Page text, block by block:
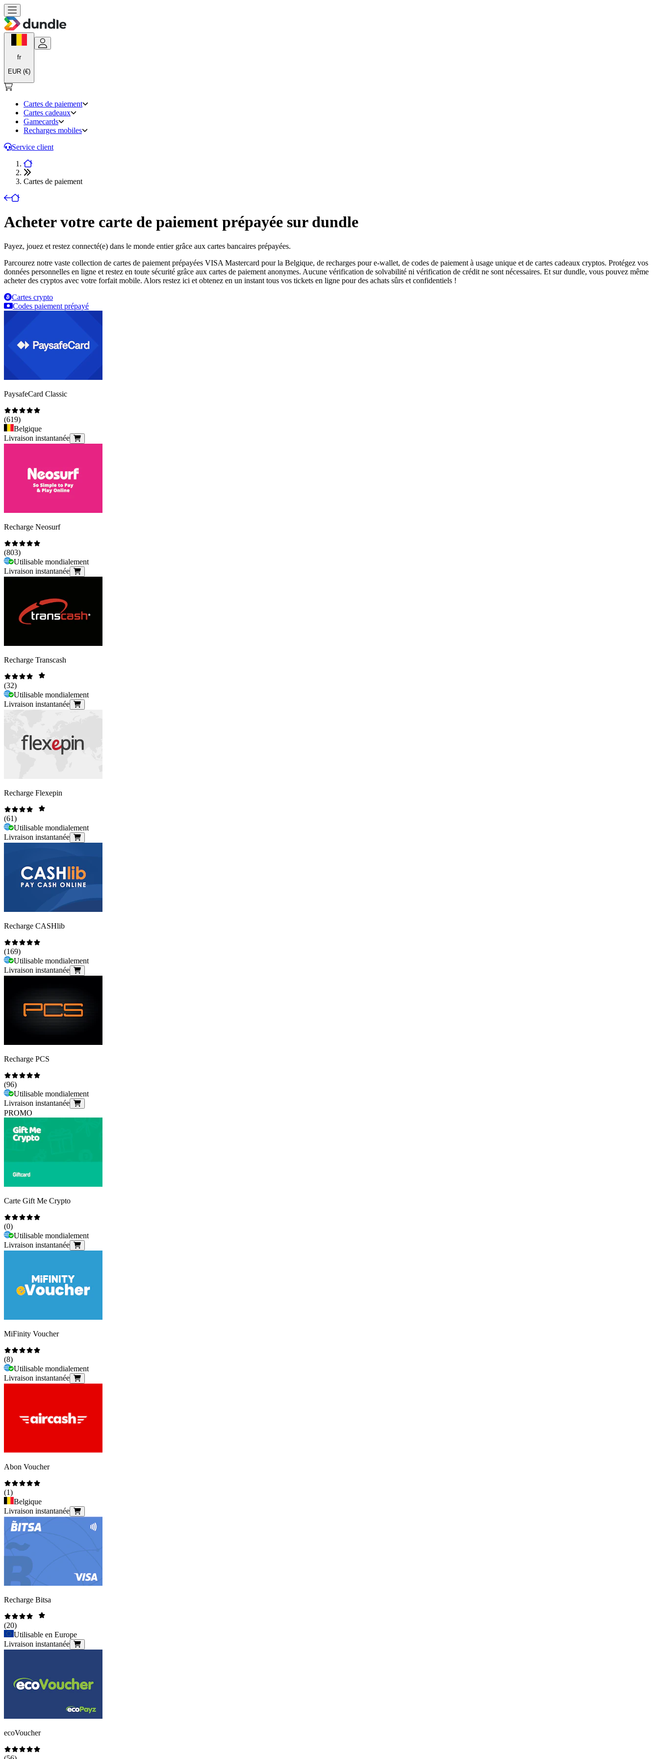
fr
EUR (€)
Cartes de paiement
Cartes cadeaux
Gamecards
Recharges mobiles
Service client
Cartes de paiement
Acheter votre carte de paiement prépayée sur dundle
Payez, jouez et restez connecté(e) dans le monde entier grâce aux cartes bancaires prépayées.
Parcourez notre vaste collection de cartes de paiement prépayées VISA Mastercard pour la Belgique, de recharges pour e-wallet, de codes de paiement à usage unique et de cartes cadeaux cryptos. Protégez vos
données personnelles en ligne et restez en toute sécurité grâce aux cartes de paiement anonymes. Aucune vérification de solvabilité ni vérification de crédit ne sont nécessaires. Et sur dundle, vous pouvez même
acheter des cryptos avec votre forfait mobile. Alors restez ici et obtenez en un instant tous vos tickets en ligne pour des achats sûrs et confidentiels !
Cartes crypto
Codes paiement prépayé
PaysafeCard Classic
(619)
Belgique
Livraison instantanée
Recharge Neosurf
(803)
Utilisable mondialement
Livraison instantanée
Recharge Transcash
(32)
Utilisable mondialement
Livraison instantanée
Recharge Flexepin
(61)
Utilisable mondialement
Livraison instantanée
Recharge CASHlib
(169)
Utilisable mondialement
Livraison instantanée
Recharge PCS
(96)
Utilisable mondialement
Livraison instantanée
PROMO
Carte Gift Me Crypto
(0)
Utilisable mondialement
Livraison instantanée
MiFinity Voucher
(8)
Utilisable mondialement
Livraison instantanée
Abon Voucher
(1)
Belgique
Livraison instantanée
Recharge Bitsa
(20)
Utilisable en Europe
Livraison instantanée
ecoVoucher